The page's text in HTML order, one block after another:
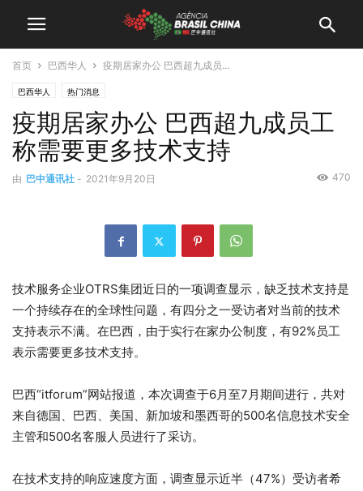
首页 巴西华人 疫期居家办公 巴西超九成员...
巴西华人 热门消息
疫期居家办公 巴西超九成员工
称需要更多技术支持
由 巴中通讯社 - 2021年9月20日 470
技术服务企业OTRS集团近日的一项调查显示，缺乏技术支持是
一个持续存在的全球性问题，有四分之一受访者对当前的技术
支持表示不满。在巴西，由于实行在家办公制度，有92%员工
表示需要更多技术支持。
巴西“itforum”网站报道，本次调查于6月至7月期间进行，共对
来自德国、巴西、美国、新加坡和墨西哥的500名信息技术安全
主管和500名客服人员进行了采访。
在技术支持的响应速度方面，调查显示近半（47%）受访者希